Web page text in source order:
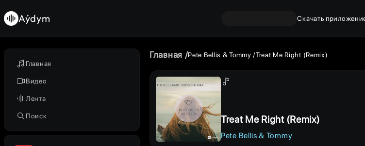
Главная
Видео
Лента
Поиск
Aýdym Скачать
Главная Pete Bellis & Tommy Treat Me Right (Remix)
Treat Me Right (Remix)
Pete Bellis & Tommy